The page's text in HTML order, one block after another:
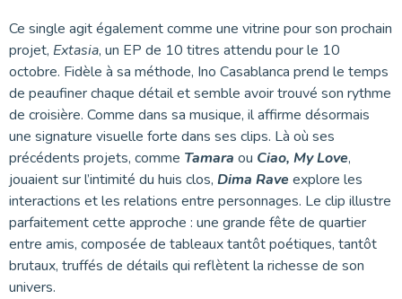
Ce single agit également comme une vitrine pour son prochain
projet, Extasia, un EP de 10 titres attendu pour le 10
octobre. Fidèle à sa méthode, Ino Casablanca prend le temps
de peaufiner chaque détail et semble avoir trouvé son rythme
de croisière. Comme dans sa musique, il affirme désormais
une signature visuelle forte dans ses clips. Là où ses
précédents projets, comme Tamara ou Ciao, My Love,
jouaient sur l’intimité du huis clos, Dima Raveexplore les
interactions et les relations entre personnages. Le clip illustre
parfaitement cette approche : une grande fête de quartier
entre amis, composée de tableaux tantôt poétiques, tantôt
brutaux, truffés de détails qui reflètent la richesse de son
univers.